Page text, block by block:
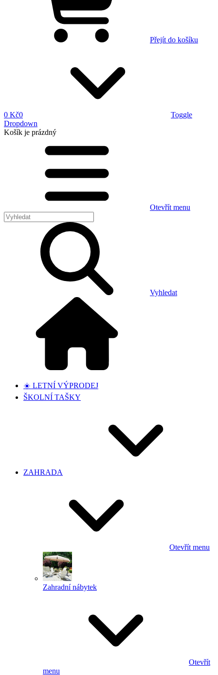
Přejít do košíku
0 Kč0
Toggle
Dropdown
Košík je prázdný
Otevřít menu
Vyhledat
☀️ LETNÍ VÝPRODEJ
ŠKOLNÍ TAŠKY
ZAHRADA
Otevřít menu
Zahradní nábytek
Otevřít
menu